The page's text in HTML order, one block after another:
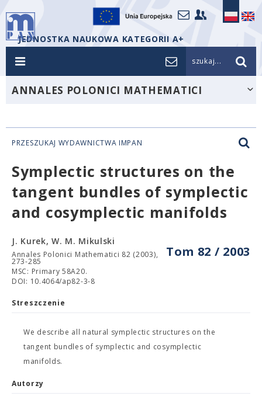
JEDNOSTKA NAUKOWA KATEGORII A+
szukaj...
ANNALES POLONICI MATHEMATICI
PRZESZUKAJ WYDAWNICTWA IMPAN
Symplectic structures on the
tangent bundles of symplectic
and cosymplectic manifolds
Tom 82 / 2003
J. Kurek, W. M. Mikulski
Annales Polonici Mathematici 82 (2003),
273-285
MSC: Primary 58A20.
DOI: 10.4064/ap82-3-8
Streszczenie
We describe all natural symplectic structures on the
tangent bundles of symplectic and cosymplectic
manifolds.
Autorzy